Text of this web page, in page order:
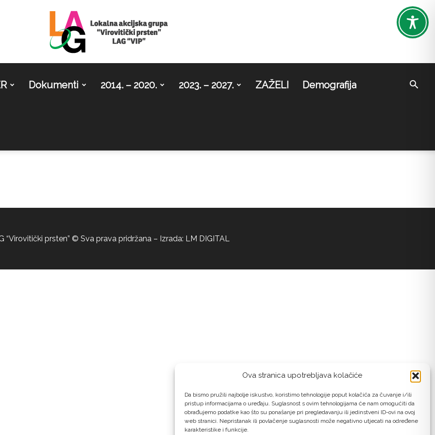
Ova stranica upotrebljava kolačiće
Da bismo pružili najbolje iskustvo, koristimo tehnologije poput kolačića za čuvanje i/ili
pristup informacijama o uređaju. Suglasnost s ovim tehnologijama će nam omogućiti da
obrađujemo podatke kao što su ponašanje pri pregledavanju ili jedinstveni ID-ovi na ovoj
web stranici. Nepristanak ili povlačenje suglasnosti može negativno utjecati na određene
karakteristike i funkcije.
LAG
prsten
Dokumenti 2014. – 2020. 2023. – 2027. ZAŽELI Demografija
“Virovitički prsten” © Sva prava pridržana – Izrada: LM DIGITAL